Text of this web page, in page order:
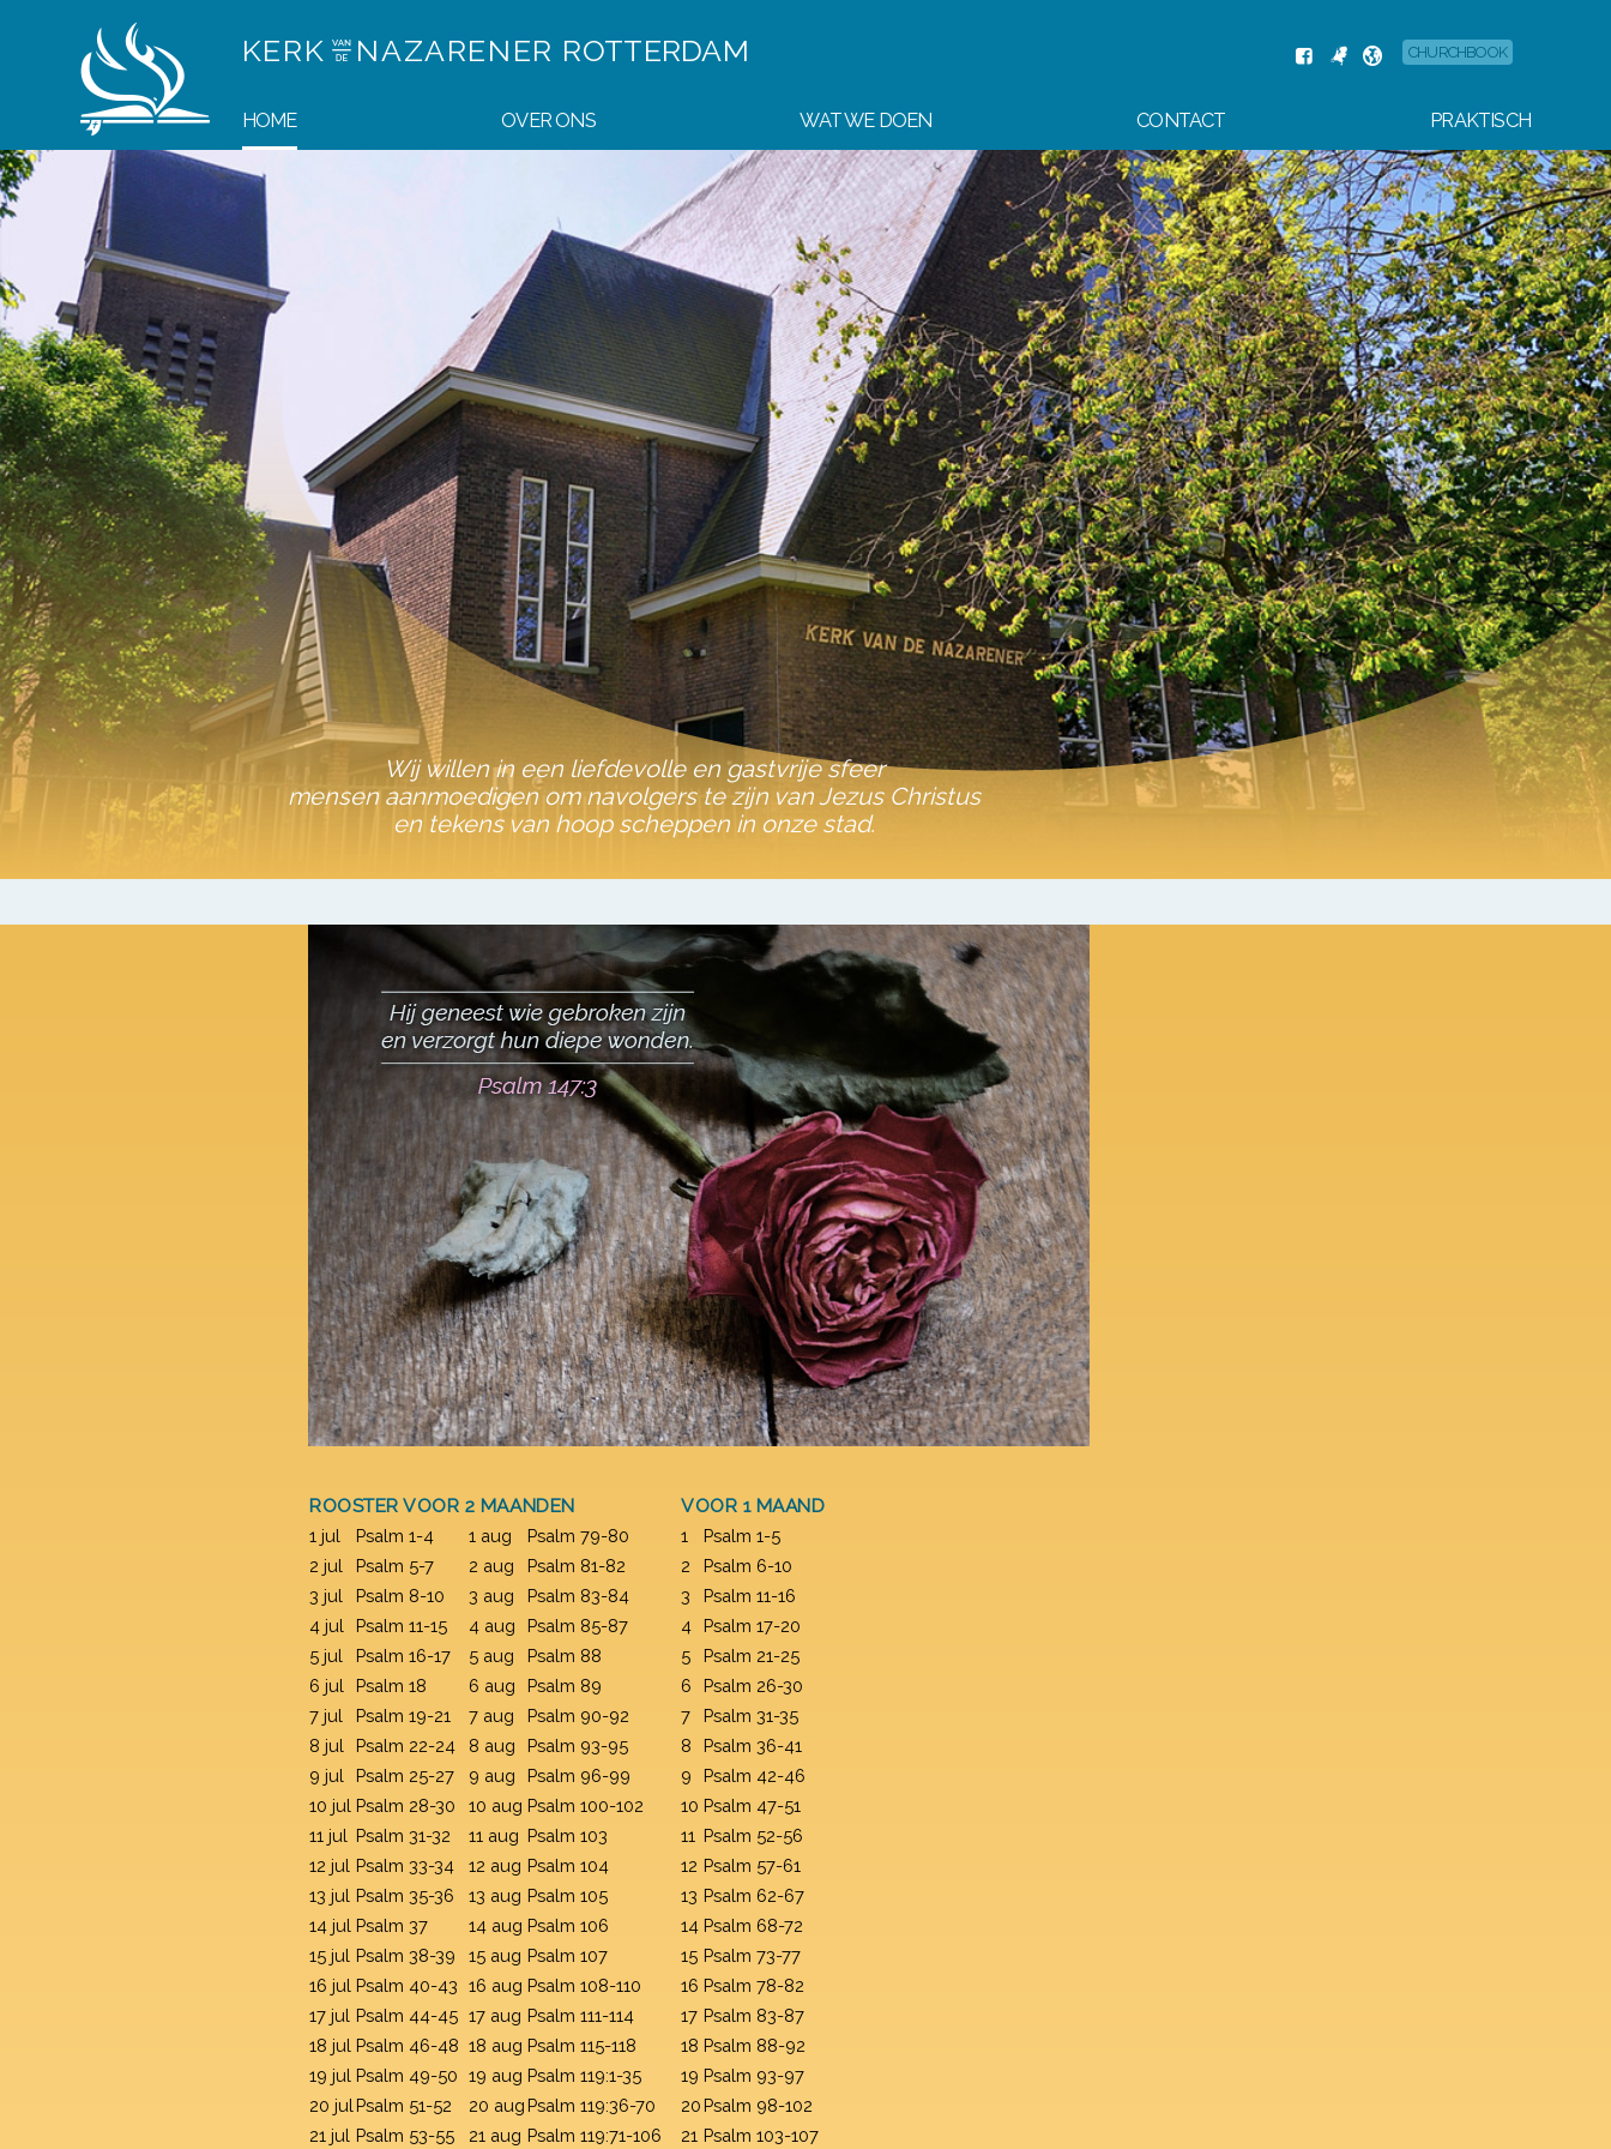
KERK NAZARENER ROTTERDAM CHURCHBOOK
HOME OVER ONS WAT WE DOEN CONTACT PRAKTISCH
Psalmenzomer Psalmenzomer leesroosters
HOMEPAGE SLIDESHOW
Wij willen in een liefdevolle en gastvrije sfeer
mensen aanmoedigen om navolgers te zijn van Jezus Christus
en tekens van hoop scheppen in onze stad.
ROOSTER VOOR 2 MAANDEN VOOR 1 MAAND
1 jul Psalm 1-4 1 aug Psalm 79-80 1
Psalm 1-5
2 jul
Psalm 5-7 2 aug Psalm 81-82 2
Psalm 6-10
3 jul
Psalm 8-10 3 aug Psalm 83-84 3
Psalm 11-16
4 jul
Psalm 11-15 4 aug Psalm 85-87 4
Psalm 17-20
5 jul
Psalm 16-17 5 aug Psalm 88 5
Psalm 21-25
6 jul
Psalm 18 6 aug Psalm 89 6
Psalm 26-30
7 jul
Psalm 19-21 7 aug Psalm 90-92 7
Psalm 31-35
8 jul
Psalm 22-24 8 aug Psalm 93-95 8
Psalm 36-41
9 jul
Psalm 25-27 9 aug Psalm 96-99 9
Psalm 42-46
10 jul Psalm 28-30 10 aug Psalm 100-102 10 Psalm 47-51
11 jul Psalm 31-32 11 aug Psalm 103 11 Psalm 52-56
12 jul Psalm 33-34 12 aug Psalm 104 12 Psalm 57-61
13 jul Psalm 35-36 13 aug Psalm 105 13 Psalm 62-67
14 jul Psalm 37 14 aug Psalm 106 14 Psalm 68-72
15 jul Psalm 38-39 15 aug Psalm 107 15 Psalm 73-77
16 jul Psalm 40-43 16 aug Psalm 108-110 16 Psalm 78-82
17 jul Psalm 44-45 17 aug Psalm 111-114 17 Psalm 83-87
18 jul Psalm 46-48 18 aug Psalm 115-118 18 Psalm 88-92
19 jul Psalm 49-50 19 aug Psalm 119:1-35 19 Psalm 93-97
20 jul Psalm 51-52 20 augPsalm 119:36-70 20Psalm 98-102
21 jul Psalm 53-55 21 aug Psalm 119:71-106 21 Psalm 103-107